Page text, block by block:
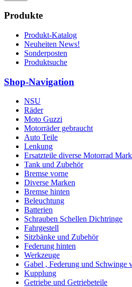
Produkte
Produkt-Katalog
Neuheiten News!
Sonderposten
Produktsuche
Shop-Navigation
NSU
Räder
Moto Guzzi
Motorräder gebraucht
Auto Teile
Lenkung
Ersatzteile diverse Motorrad
Tank und Zubehör
Bremse vorne
Diverse Marken
Bremse hinten
Beleuchtung
Batterien
Schrauben Schellen Dichtringe
Fahrgestell
Sitzbänke und Zubehör
Federung hinten
Werkzeuge
Gabel , Federung und Schwinge
Kupplung
Getriebe und Getriebeteile